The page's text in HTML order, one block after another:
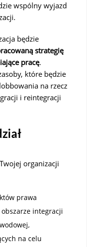
wspólny wyjazd
będzie
strategię
pracę.
które będzie
na rzecz
i reintegracji
organizacji
prawa
integracji
na celu